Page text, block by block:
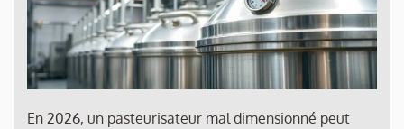
En 2026, un pasteurisateur mal dimensionné peut